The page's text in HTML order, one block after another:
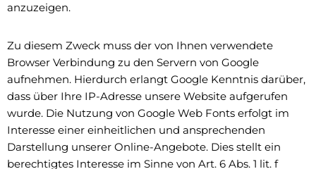
anzuzeigen.
Zu diesem Zweck muss der von Ihnen verwendete
Browser Verbindung zu den Servern von Google
aufnehmen. Hierdurch erlangt Google Kenntnis darüber,
dass über Ihre IP-Adresse unsere Website aufgerufen
wurde. Die Nutzung von Google Web Fonts erfolgt im
Interesse einer einheitlichen und ansprechenden
Darstellung unserer Online-Angebote. Dies stellt ein
berechtigtes Interesse im Sinne von Art. 6 Abs. 1 lit. f